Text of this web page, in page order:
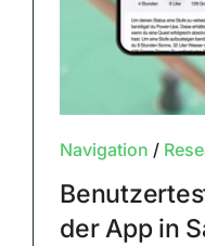
Navigation /
der App in